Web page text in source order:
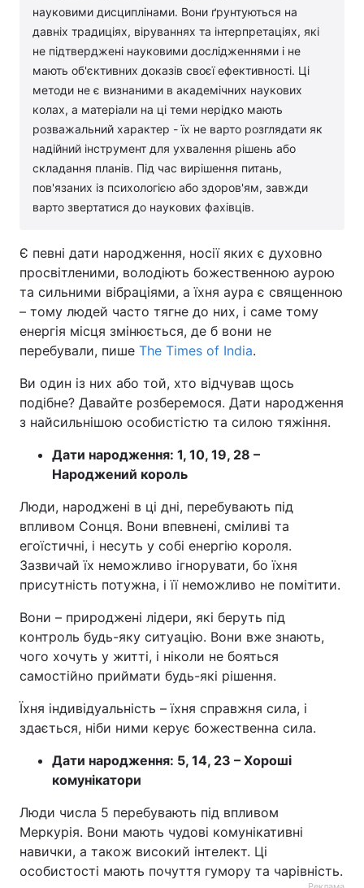
науковими дисциплінами. Вони ґрунтуються на
давніх традиціях, віруваннях та інтерпретаціях, які
не підтверджені науковими дослідженнями і не
мають об'єктивних доказів своєї ефективності. Ці
методи не є визнаними в академічних наукових
колах, а матеріали на ці теми нерідко мають
розважальний характер - їх не варто розглядати як
надійний інструмент для ухвалення рішень або
складання планів. Під час вирішення питань,
пов'язаних із психологією або здоров'ям, завжди
варто звертатися до наукових фахівців.
Є певні дати народження, носії яких є духовно
просвітленими, володіють божественною аурою
та сильними вібраціями, а їхня аура є священною
– тому людей часто тягне до них, і саме тому
енергія місця змінюється, де б вони не
перебували, пише The Times of India.
Ви один із них або той, хто відчував щось
подібне? Давайте розберемося. Дати народження
з найсильнішою особистістю та силою тяжіння.
Дати народження: 1, 10, 19, 28 –
Народжений король
Люди, народжені в ці дні, перебувають під
впливом Сонця. Вони впевнені, сміливі та
егоїстичні, і несуть у собі енергію короля.
Зазвичай їх неможливо ігнорувати, бо їхня
присутність потужна, і її неможливо не помітити.
Вони – природжені лідери, які беруть під
контроль будь-яку ситуацію. Вони вже знають,
чого хочуть у житті, і ніколи не бояться
самостійно приймати будь-які рішення.
Їхня індивідуальність – їхня справжня сила, і
здається, ніби ними керує божественна сила.
Дати народження: 5, 14, 23 – Хороші
комунікатори
Люди числа 5 перебувають під впливом
Меркурія. Вони мають чудові комунікативні
навички, а також високий інтелект. Ці
особистості мають почуття гумору та чарівність.